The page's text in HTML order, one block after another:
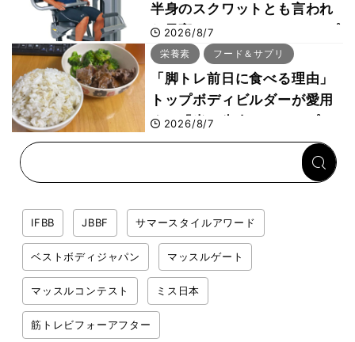
半身のスクワットとも言われ
た最高マシン“ノーチラス・プ
ルオーバーマシン”とは？
2026/8/7
栄養素 フード＆サプリ
「脚トレ前日に食べる理由」
トップボディビルダーが愛用
する「米＋牛肉」のシンプル
回復メシとは？
2026/8/7
IFBB JBBF サマースタイルアワード
ベストボディジャパン マッスルゲート
マッスルコンテスト ミス日本
筋トレビフォーアフター